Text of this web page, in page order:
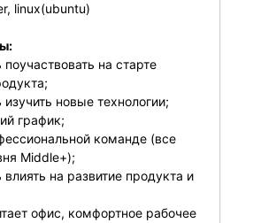
linux(ubuntu)
на старте
новые технологии;
график;
команде (все
Middle+);
на развитие продукта и
офис, комфортное рабочее